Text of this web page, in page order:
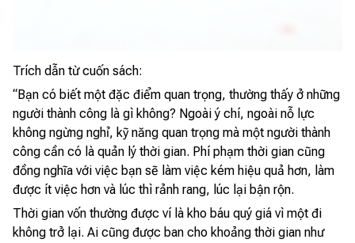
Trích dẫn từ cuốn sách:
“Bạn có biết một đặc điểm quan trọng, thường thấy ở những
người thành công là gì không? Ngoài ý chí, ngoài nỗ lực
không ngừng nghỉ, kỹ năng quan trọng mà một người thành
công cần có là quản lý thời gian. Phí phạm thời gian cũng
đồng nghĩa với việc bạn sẽ làm việc kém hiệu quả hơn, làm
được ít việc hơn và lúc thì rảnh rang, lúc lại bận rộn.
Thời gian vốn thường được ví là kho báu quý giá vì một đi
không trở lại. Ai cũng được ban cho khoảng thời gian như